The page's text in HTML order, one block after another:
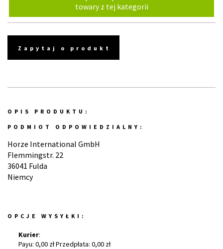
towary z tej kategorii
Zapytaj o produkt
OPIS PRODUKTU:
PODMIOT ODPOWIEDZIALNY:
Horze International GmbH
Flemmingstr. 22
36041 Fulda
Niemcy
OPCJE WYSYŁKI:
Kurier:
Payu: 0,00 zł Przedpłata: 0,00 zł